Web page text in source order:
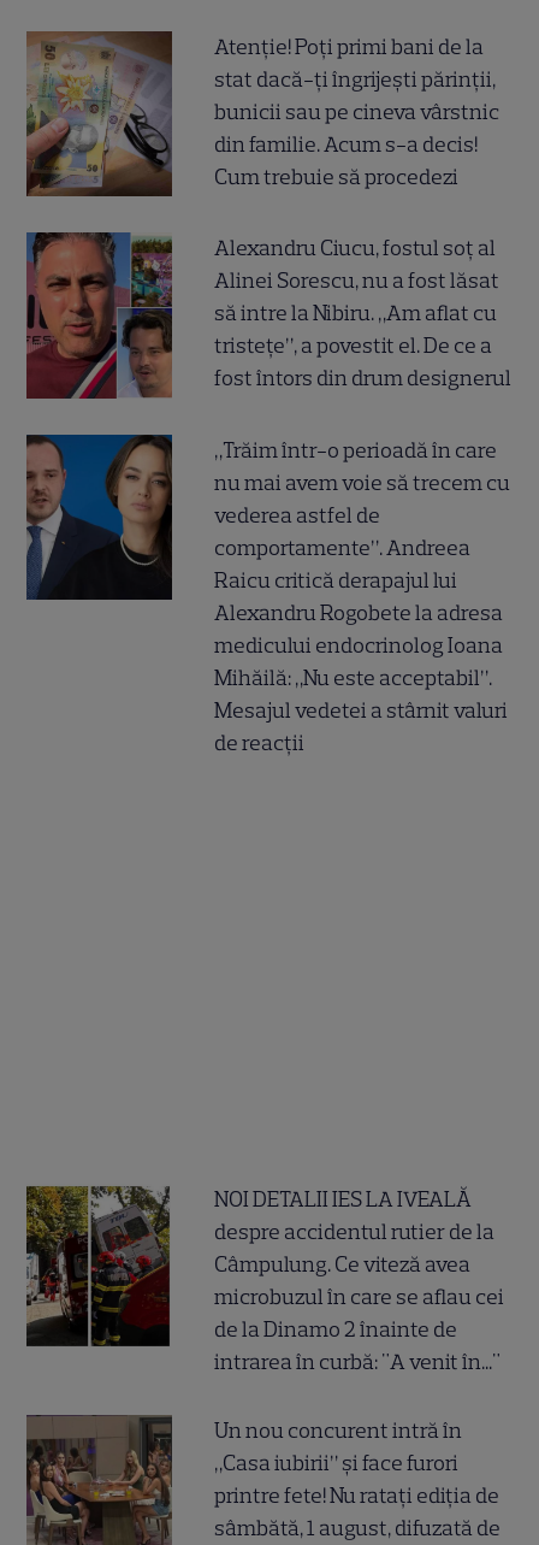
Atenție! Poți primi bani de la
stat dacă-ți îngrijești părinții,
bunicii sau pe cineva vârstnic
din familie. Acum s-a decis!
Cum trebuie să procedezi
Alexandru Ciucu, fostul soț al
Alinei Sorescu, nu a fost lăsat
să intre la Nibiru. „Am aflat cu
tristețe”, a povestit el. De ce a
fost întors din drum designerul
„Trăim într-o perioadă în care
nu mai avem voie să trecem cu
vederea astfel de
comportamente”. Andreea
Raicu critică derapajul lui
Alexandru Rogobete la adresa
medicului endocrinolog Ioana
Mihăilă: „Nu este acceptabil”.
Mesajul vedetei a stârnit valuri
de reacții
NOI DETALII IES LA IVEALĂ
despre accidentul rutier de la
Câmpulung. Ce viteză avea
microbuzul în care se aflau cei
de la Dinamo 2 înainte de
intrarea în curbă: "A venit în..."
Un nou concurent intră în
„Casa iubirii” și face furori
printre fete! Nu ratați ediția de
sâmbătă, 1 august, difuzată de